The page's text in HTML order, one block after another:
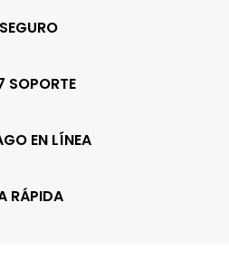
EN LÍNEA
RÁPIDA